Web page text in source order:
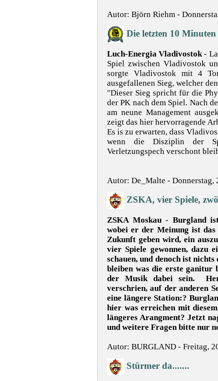
Autor: Björn Riehm -
Die letzten 10
Luch-Energia Vladivostok-
Spiel zwischen Vladivostok
sorgte Vladivostok mit 4
ausgefallenen Sieg, welcher
"Dieser Sieg spricht für die
der PK nach dem Spiel. Nach
am neune Management
zeigt das hier hervorragende
Es is zu erwarten, dass
wenn die Disziplin der
Verletzungspech verschont
Autor: De_Malte - Donnerstag,
ZSKA, vier Spiele,
ZSKA Moskau- Burgland
wobei er der Meinung ist
Zukunft geben wird, ein
vier Spiele gewonnen, dazu
schauen, und denoch ist
bleiben was die erste ganitur
der Musik dabei sein.
verschrien, auf der anderen
eine längere Station:?
hier was erreichen mit
längeres Arangment? Jetzt
und weitere Fragen bitte nur
Autor: BURGLAND - Freitag,
Stürmer da.......